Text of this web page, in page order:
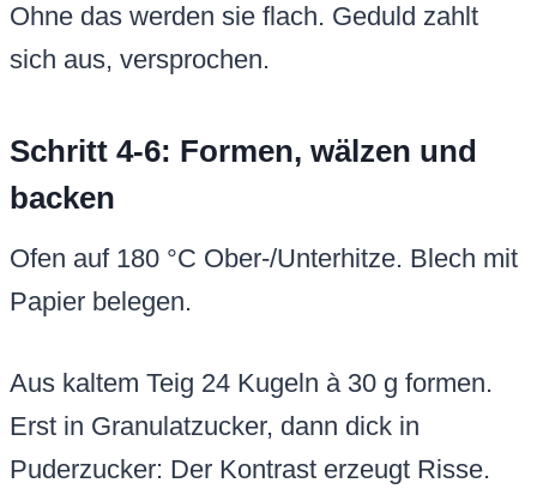
Ohne das werden sie flach. Geduld zahlt
sich aus, versprochen.
Schritt 4-6: Formen, wälzen und
backen
Ofen auf 180 °C Ober-/Unterhitze. Blech mit
Papier belegen.
Aus kaltem Teig 24 Kugeln à 30 g formen.
Erst in Granulatzucker, dann dick in
Puderzucker: Der Kontrast erzeugt Risse.